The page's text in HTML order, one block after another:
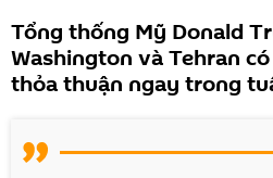
Tổng thống Mỹ Donald
Washington và Tehran
thỏa thuận ngay trong